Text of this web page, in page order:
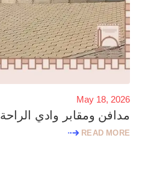
May 18, 2026
مدافن ومقابر وادي الراحة
READ MORE